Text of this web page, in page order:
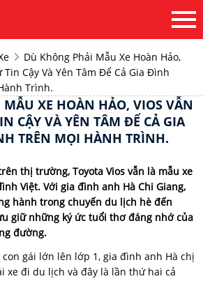
Dù Không Phải Mẫu Xe Hoàn Hảo,
Cậy Và Yên Tâm Để Cả Gia Đình
Trình.
XE HOÀN HẢO, VIOS VẪN
CẬY VÀ YÊN TÂM ĐỂ CẢ GIA
TRÊN MỌI HÀNH TRÌNH.
thị trường, Toyota Vios vẫn là mẫu xe
Việt. Với gia đình anh Hà Chi Giang,
hành trong chuyến du lịch hè đến
giữ những ký ức tuổi thơ đáng nhớ của
đường.
gái lớn lên lớp 1, gia đình anh Hà chị
xe đi du lịch và đây là lần thứ hai cả